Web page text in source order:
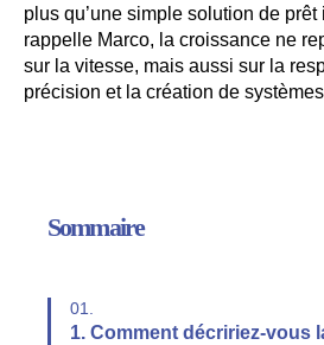
plus qu’une simple solution de
rappelle Marco, la croissance ne
sur la vitesse, mais aussi sur la
précision et la création de
Sommaire
01.
1. Comment décririez-vous